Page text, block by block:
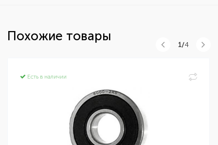
Похожие товары
Есть в наличии
1/4